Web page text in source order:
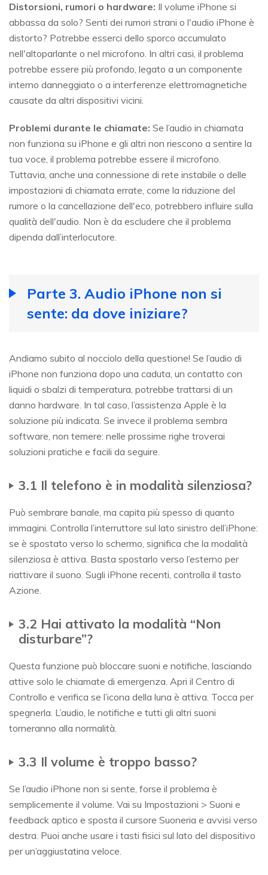
Distorsioni, rumori o hardware: Il volume iPhone si
abbassa da solo? Senti dei rumori strani o l'audio iPhone è
distorto? Potrebbe esserci dello sporco accumulato
nell'altoparlante o nel microfono. In altri casi, il problema
potrebbe essere più profondo, legato a un componente
interno danneggiato o a interferenze elettromagnetiche
causate da altri dispositivi vicini.
Problemi durante le chiamate: Se l’audio in chiamata
non funziona su iPhone e gli altri non riescono a sentire la
tua voce, il problema potrebbe essere il microfono.
Tuttavia, anche una connessione di rete instabile o delle
impostazioni di chiamata errate, come la riduzione del
rumore o la cancellazione dell'eco, potrebbero influire sulla
qualità dell'audio. Non è da escludere che il problema
dipenda dall’interlocutore.
Parte 3. Audio iPhone non si
sente: da dove iniziare?
Andiamo subito al nocciolo della questione! Se l’audio di
iPhone non funziona dopo una caduta, un contatto con
liquidi o sbalzi di temperatura, potrebbe trattarsi di un
danno hardware. In tal caso, l’assistenza Apple è la
soluzione più indicata. Se invece il problema sembra
software, non temere: nelle prossime righe troverai
soluzioni pratiche e facili da seguire.
3.1 Il telefono è in modalità silenziosa?
Può sembrare banale, ma capita più spesso di quanto
immagini. Controlla l’interruttore sul lato sinistro dell’iPhone:
se è spostato verso lo schermo, significa che la modalità
silenziosa è attiva. Basta spostarlo verso l’esterno per
riattivare il suono. Sugli iPhone recenti, controlla il tasto
Azione.
3.2 Hai attivato la modalità “Non
disturbare”?
Questa funzione può bloccare suoni e notifiche, lasciando
attive solo le chiamate di emergenza. Apri il Centro di
Controllo e verifica se l’icona della luna è attiva. Tocca per
spegnerla. L’audio, le notifiche e tutti gli altri suoni
torneranno alla normalità.
3.3 Il volume è troppo basso?
Se l’audio iPhone non si sente, forse il problema è
semplicemente il volume. Vai su Impostazioni > Suoni e
feedback aptico e sposta il cursore Suoneria e avvisi verso
destra. Puoi anche usare i tasti fisici sul lato del dispositivo
per un’aggiustatina veloce.